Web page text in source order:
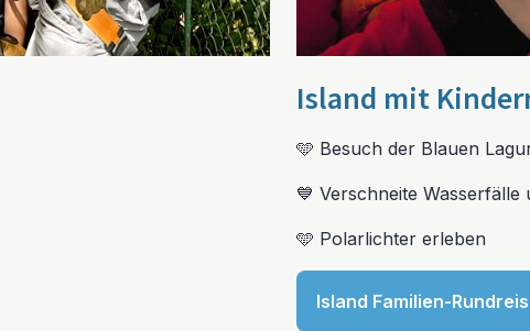
Island mit
🩵 Besuch der Blauen
💙 Verschneite
🩵 Polarlichter erleben
Island Familien-